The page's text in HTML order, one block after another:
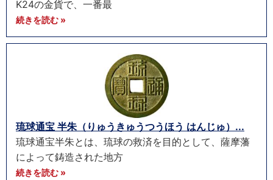
K24の金貨で、一番最
続きを読む »
琉球通宝 半朱（りゅうきゅうつうほう はんじゅ）...
琉球通宝半朱とは、琉球の救済を目的として、薩摩藩
によって鋳造された地方
続きを読む »